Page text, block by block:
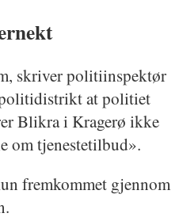
skriver politiinspektør
at politiet
Blikra i Kragerø ikke
om tjenestetilbud».
fremkommet gjennom